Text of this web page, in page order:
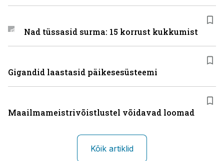
Nad tüssasid surma: 15 korrust kukkumist
Gigandid laastasid päikesesüsteemi
Maailmameistrivõistlustel võidavad loomad
Kõik artiklid